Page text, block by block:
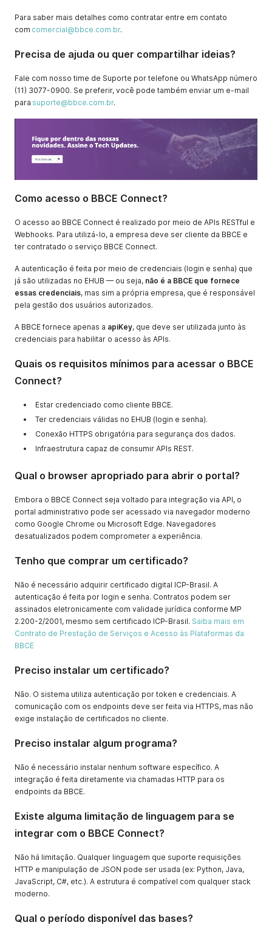
Para saber mais detalhes como contratar entre em contato
com comercial@bbce.com.br.
Precisa de ajuda ou quer compartilhar ideias?
Fale com nosso time de Suporte por telefone ou WhatsApp número
(11) 3077-0900. Se preferir, você pode também enviar um e-mail
para suporte@bbce.com.br.
Como acesso o BBCE Connect?
O acesso ao BBCE Connect é realizado por meio de APIs RESTful e
Webhooks. Para utilizá-lo, a empresa deve ser cliente da BBCE e
ter contratado o serviço BBCE Connect.
A autenticação é feita por meio de credenciais (login e senha) que
já são utilizadas no EHUB — ou seja, não é a BBCE que fornece
essas credenciais, mas sim a própria empresa, que é responsável
pela gestão dos usuários autorizados.
A BBCE fornece apenas a apiKey, que deve ser utilizada junto às
credenciais para habilitar o acesso às APIs.
Quais os requisitos mínimos para acessar o BBCE
Connect?
Estar credenciado como cliente BBCE.
Ter credenciais válidas no EHUB (login e senha).
Conexão HTTPS obrigatória para segurança dos dados.
Infraestrutura capaz de consumir APIs REST.
Qual o browser apropriado para abrir o portal?
Embora o BBCE Connect seja voltado para integração via API, o
portal administrativo pode ser acessado via navegador moderno
como Google Chrome ou Microsoft Edge. Navegadores
desatualizados podem comprometer a experiência.
Tenho que comprar um certificado?
Não é necessário adquirir certificado digital ICP-Brasil. A
autenticação é feita por login e senha. Contratos podem ser
assinados eletronicamente com validade jurídica conforme MP
2.200-2/2001, mesmo sem certificado ICP-Brasil. Saiba mais em
Contrato de Prestação de Serviços e Acesso às Plataformas da
BBCE
Preciso instalar um certificado?
Não. O sistema utiliza autenticação por token e credenciais. A
comunicação com os endpoints deve ser feita via HTTPS, mas não
exige instalação de certificados no cliente.
Preciso instalar algum programa?
Não é necessário instalar nenhum software específico. A
integração é feita diretamente via chamadas HTTP para os
endpoints da BBCE.
Existe alguma limitação de linguagem para se
integrar com o BBCE Connect?
Não há limitação. Qualquer linguagem que suporte requisições
HTTP e manipulação de JSON pode ser usada (ex: Python, Java,
JavaScript, C#, etc.). A estrutura é compatível com qualquer stack
moderno.
Qual o período disponível das bases?